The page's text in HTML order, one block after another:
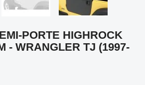
PORTE HIGHROCK
- WRANGLER TJ (1997-